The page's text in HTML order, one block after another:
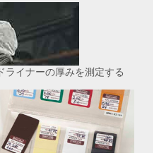
ライナーの厚みを測定する